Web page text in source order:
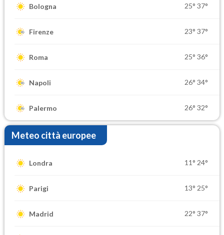
Bologna 25° 37°
Firenze 23° 37°
Roma 25° 36°
Napoli 26° 34°
Palermo 26° 32°
Meteo città europee
Londra 11° 24°
Parigi 13° 25°
Madrid 22° 37°